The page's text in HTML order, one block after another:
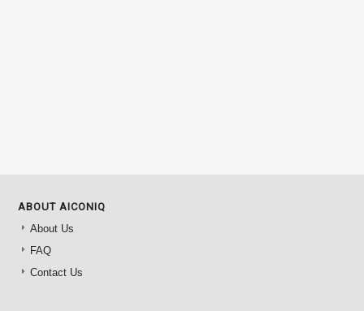
ABOUT AICONIQ
About Us
FAQ
Contact Us